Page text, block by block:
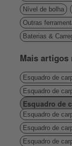
Nível de bolha
Outras
Baterias &
Mais artigos
Esquadro de
Esquadro de
Esquadro de
Esquadro de
Esquadro de
Esquadro de